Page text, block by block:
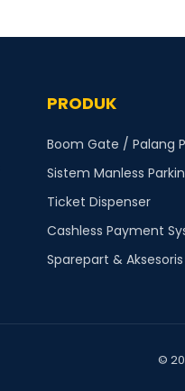
PRODUK
Boom Gate / Palang
Sistem Manless
Ticket Dispenser
Cashless Payment
Sparepart & Aksesoris
©